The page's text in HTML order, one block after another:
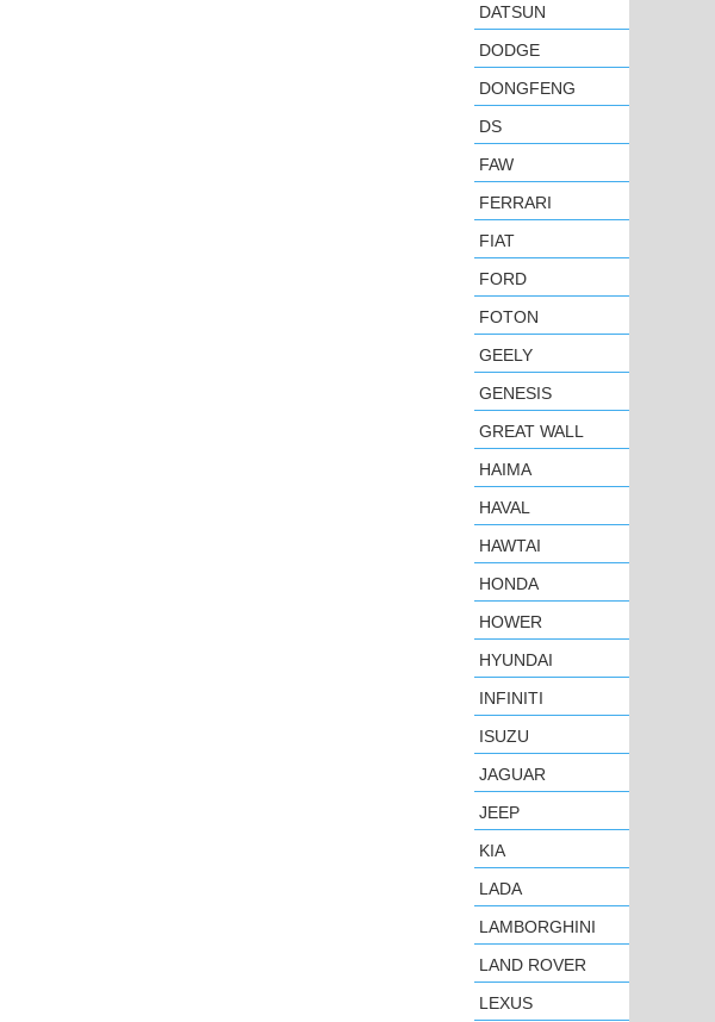
DATSUN
DODGE
DONGFENG
DS
FAW
FERRARI
FIAT
FORD
FOTON
GEELY
GENESIS
GREAT WALL
HAIMA
HAVAL
HAWTAI
HONDA
HOWER
HYUNDAI
INFINITI
ISUZU
JAGUAR
JEEP
KIA
LADA
LAMBORGHINI
LAND ROVER
LEXUS